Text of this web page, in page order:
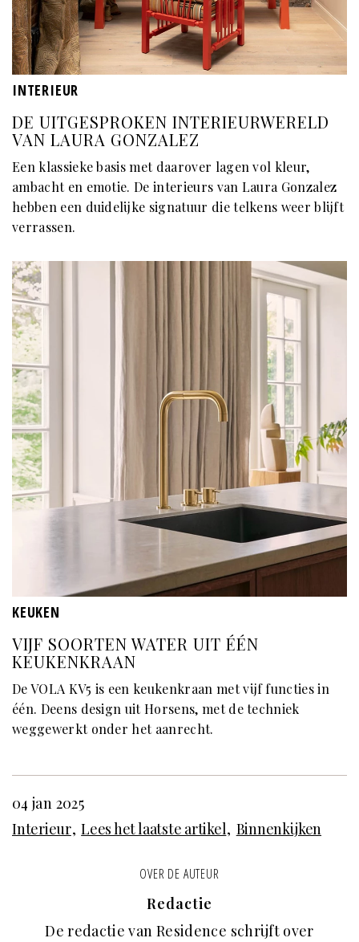
INTERIEUR
DE UITGESPROKEN INTERIEURWERELD
VAN LAURA GONZALEZ
Een klassieke basis met daarover lagen vol kleur,
ambacht en emotie. De interieurs van Laura Gonzalez
hebben een duidelijke signatuur die telkens weer blijft
verrassen.
KEUKEN
VIJF SOORTEN WATER UIT ÉÉN
KEUKENKRAAN
De VOLA KV5 is een keukenkraan met vijf functies in
één. Deens design uit Horsens, met de techniek
weggewerkt onder het aanrecht.
04 jan 2025
Interieur Lees het laatste artikel Binnenkijken
OVER DE AUTEUR
Redactie
De redactie van Residence schrijft over